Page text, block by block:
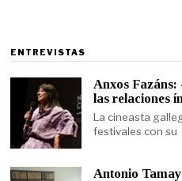
ENTREVISTAS
Anxos Fazáns:
las relaciones
La cineasta
festivales con su
Antonio